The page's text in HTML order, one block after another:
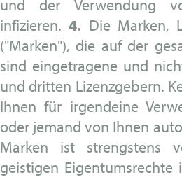
und der Verwendung
infizieren.4. Die Marken,
("Marken"), die auf der
sind eingetragene und
und dritten Lizenzgebern.
Ihnen für irgendeine
oder jemand von Ihnen
Marken ist strengstens
geistigen Eigentumsrechte